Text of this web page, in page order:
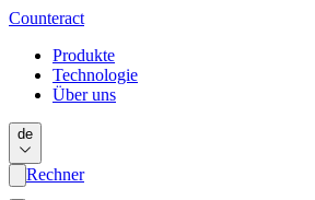
Counteract
Produkte
Technologie
Über uns
de
Rechner